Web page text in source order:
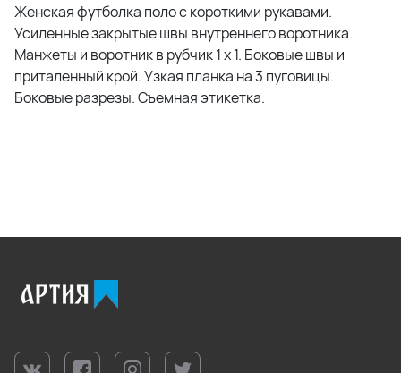
Женская футболка поло с короткими рукавами.
Усиленные закрытые швы внутреннего воротника.
Манжеты и воротник в рубчик 1 x 1. Боковые швы и
приталенный крой. Узкая планка на 3 пуговицы.
Боковые разрезы. Съемная этикетка.